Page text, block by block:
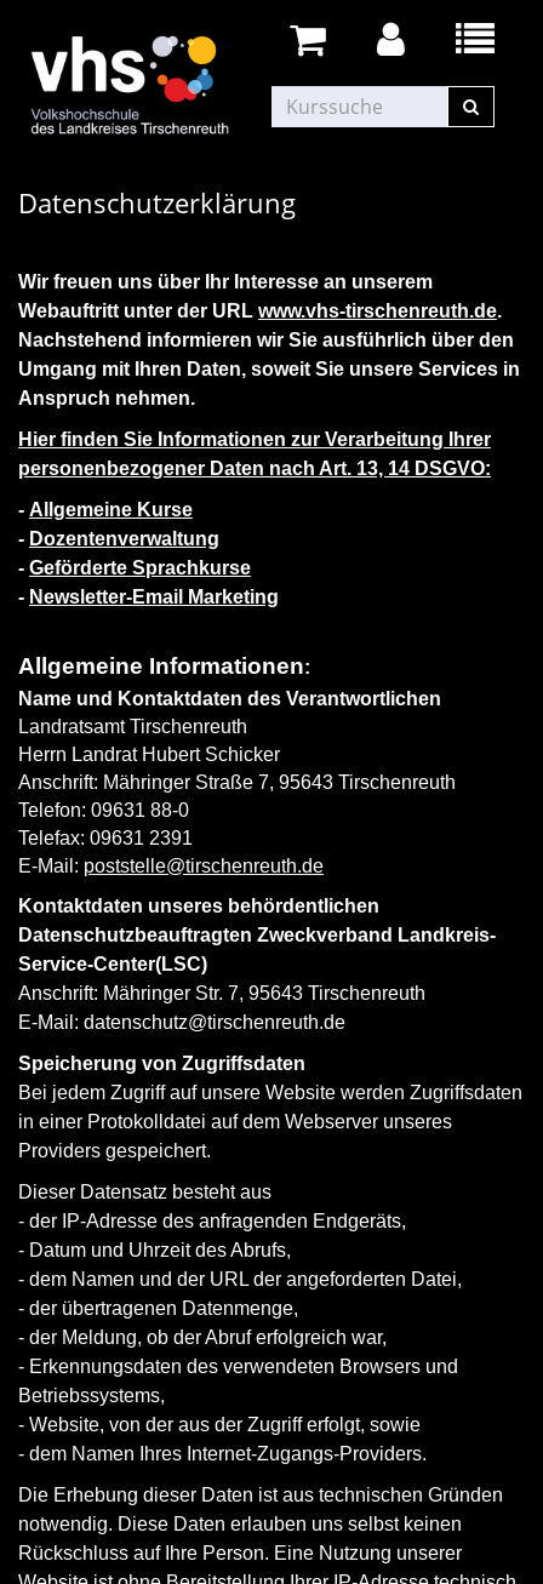
Datenschutzerklärung
Wir freuen uns über Ihr Interesse an unserem
Webauftritt unter der URL www.vhs-tirschenreuth.de.
Nachstehend informieren wir Sie ausführlich über den
Umgang mit Ihren Daten, soweit Sie unsere Services in
Anspruch nehmen.
Hier finden Sie Informationen zur Verarbeitung Ihrer
personenbezogener Daten nach Art. 13, 14 DSGVO:
- Allgemeine Kurse
- Dozentenverwaltung
- Geförderte Sprachkurse
- Newsletter-Email Marketing
Allgemeine Informationen:
Name und Kontaktdaten des Verantwortlichen
Landratsamt Tirschenreuth
Herrn Landrat Hubert Schicker
Anschrift: Mähringer Straße 7, 95643 Tirschenreuth
Telefon: 09631 88-0
Telefax: 09631 2391
E-Mail: poststelle@tirschenreuth.de
Kontaktdaten unseres behördentlichen
Datenschutzbeauftragten Zweckverband Landkreis-
Service-Center(LSC)
Anschrift: Mähringer Str. 7, 95643 Tirschenreuth
E-Mail: datenschutz@tirschenreuth.de
Speicherung von Zugriffsdaten
Bei jedem Zugriff auf unsere Website werden Zugriffsdaten
in einer Protokolldatei auf dem Webserver unseres
Providers gespeichert.
Dieser Datensatz besteht aus
- der IP-Adresse des anfragenden Endgeräts,
- Datum und Uhrzeit des Abrufs,
- dem Namen und der URL der angeforderten Datei,
- der übertragenen Datenmenge,
- der Meldung, ob der Abruf erfolgreich war,
- Erkennungsdaten des verwendeten Browsers und
Betriebssystems,
- Website, von der aus der Zugriff erfolgt, sowie
- dem Namen Ihres Internet-Zugangs-Providers.
Die Erhebung dieser Daten ist aus technischen Gründen
notwendig. Diese Daten erlauben uns selbst keinen
Rückschluss auf Ihre Person. Eine Nutzung unserer